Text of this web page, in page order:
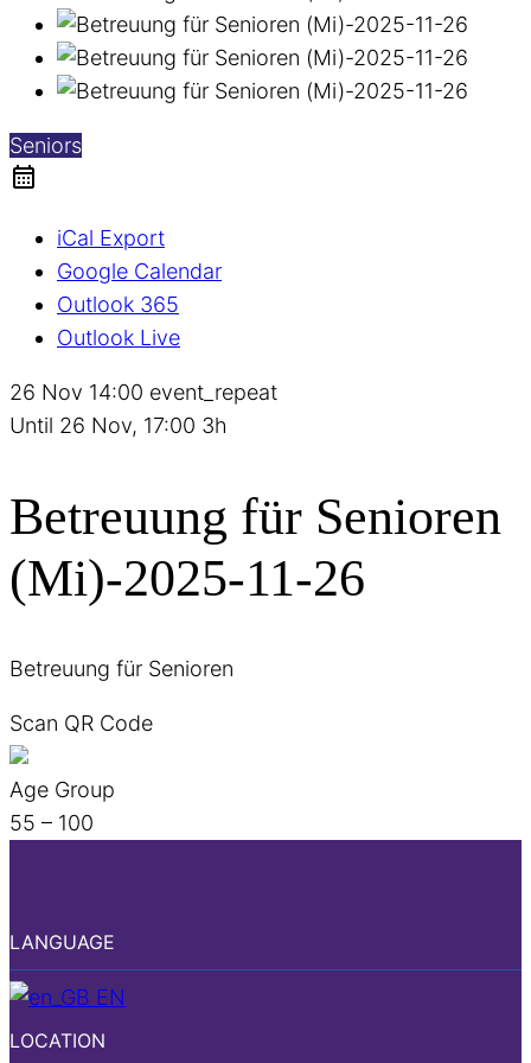
Seniors
iCal Export
Google Calendar
Outlook 365
Outlook Live
26 Nov 14:00 event_repeat
Until 26 Nov, 17:00 3h
Betreuung für Senioren
(Mi)-2025-11-26
Betreuung für Senioren
Scan QR Code
Age Group
55 – 100
LANGUAGE
EN
LOCATION